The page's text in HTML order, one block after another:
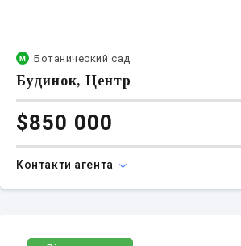
Ботанический сад
Будинок, Центр
$850 000
Контакти агента